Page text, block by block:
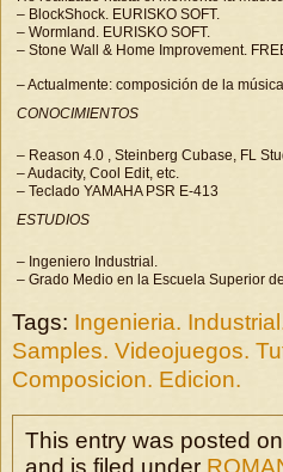
– BlockShock. EURISKO SOFT.
– Wormland. EURISKO SOFT.
– Stone Wall & Home Improvement.
– Actualmente: composición de la
CONOCIMIENTOS
– Reason 4.0 , Steinberg Cubase, FL
– Audacity, Cool Edit, etc.
– Teclado YAMAHA PSR E-413
ESTUDIOS
– Ingeniero Industrial.
– Grado Medio en la Escuela Superior
Tags: Ingenieria.
Samples. Videojuegos.
Composicion. Edicion.
This entry was posted
and is filed under